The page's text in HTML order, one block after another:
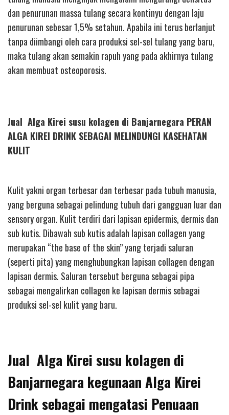
dan penurunan massa tulang secara kontinyu dengan laju
penurunan sebesar 1,5% setahun. Apabila ini terus berlanjut
tanpa diimbangi oleh cara produksi sel-sel tulang yang baru,
maka tulang akan semakin rapuh yang pada akhirnya tulang
akan membuat osteoporosis.
Jual Alga Kirei susu kolagen di Banjarnegara PERAN
ALGA KIREI DRINK SEBAGAI MELINDUNGI KASEHATAN
KULIT
Kulit yakni organ terbesar dan terbesar pada tubuh manusia,
yang berguna sebagai pelindung tubuh dari gangguan luar dan
sensory organ. Kulit terdiri dari lapisan epidermis, dermis dan
sub kutis. Dibawah sub kutis adalah lapisan collagen yang
merupakan “the base of the skin” yang terjadi saluran
(seperti pita) yang menghubungkan lapisan collagen dengan
lapisan dermis. Saluran tersebut berguna sebagai pipa
sebagai mengalirkan collagen ke lapisan dermis sebagai
produksi sel-sel kulit yang baru.
Jual Alga Kirei susu kolagen di
Banjarnegara kegunaan Alga Kirei
Drink sebagai mengatasi Penuaan